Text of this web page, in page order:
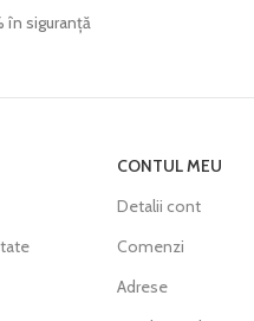
în siguranță
CONTUL MEU
Detalii cont
Comenzi
Adrese